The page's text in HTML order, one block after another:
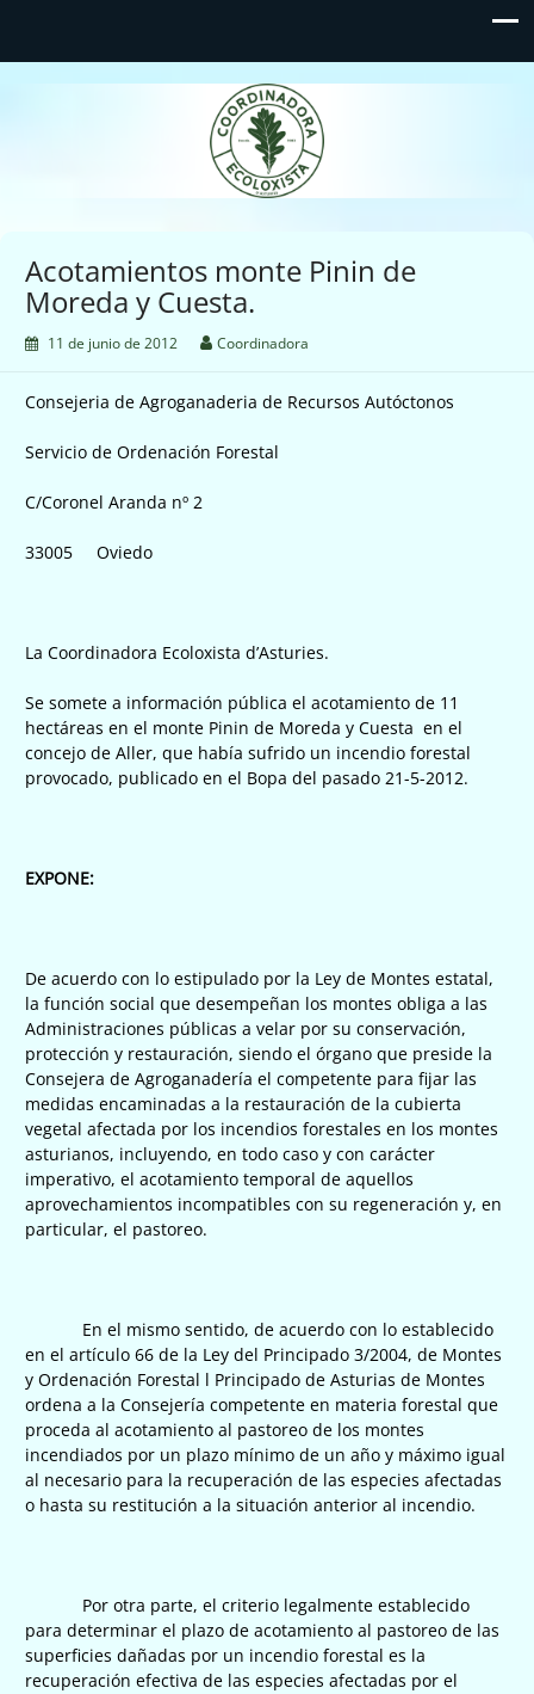
Coordinadora Ecoloxista
d'Asturies
Acotamientos monte Pinin de
Moreda y Cuesta.
11 de junio de 2012 Coordinadora
Consejeria de Agroganaderia de Recursos Autóctonos
Servicio de Ordenación Forestal
C/Coronel Aranda nº 2
33005 Oviedo
La Coordinadora Ecoloxista d’Asturies.
Se somete a información pública el acotamiento de 11
hectáreas en el monte Pinin de Moreda y Cuesta en el
concejo de Aller, que había sufrido un incendio forestal
provocado, publicado en el Bopa del pasado 21-5-2012.
EXPONE:
De acuerdo con lo estipulado por la Ley de Montes estatal,
la función social que desempeñan los montes obliga a las
Administraciones públicas a velar por su conservación,
protección y restauración, siendo el órgano que preside la
Consejera de Agroganadería el competente para fijar las
medidas encaminadas a la restauración de la cubierta
vegetal afectada por los incendios forestales en los montes
asturianos, incluyendo, en todo caso y con carácter
imperativo, el acotamiento temporal de aquellos
aprovechamientos incompatibles con su regeneración y, en
particular, el pastoreo.
En el mismo sentido, de acuerdo con lo establecido
en el artículo 66 de la Ley del Principado 3/2004, de Montes
y Ordenación Forestal l Principado de Asturias de Montes
ordena a la Consejería competente en materia forestal que
proceda al acotamiento al pastoreo de los montes
incendiados por un plazo mínimo de un año y máximo igual
al necesario para la recuperación de las especies afectadas
o hasta su restitución a la situación anterior al incendio.
Por otra parte, el criterio legalmente establecido
para determinar el plazo de acotamiento al pastoreo de las
superficies dañadas por un incendio forestal es la
recuperación efectiva de las especies afectadas por el